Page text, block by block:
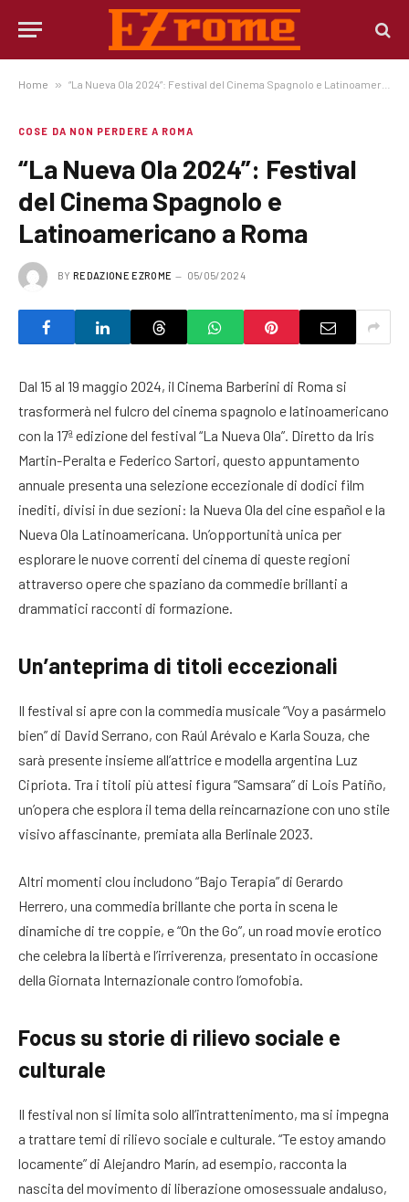
Home » “La Nueva Ola 2024”: Festival del Cinema Spagnolo e Latinoamericano a Roma
COSE DA NON PERDERE A ROMA
“La Nueva Ola 2024”: Festival
del Cinema Spagnolo e
Latinoamericano a Roma
BY REDAZIONE EZROME 05/05/2024
Dal 15 al 19 maggio 2024, il Cinema Barberini di Roma si
trasformerà nel fulcro del cinema spagnolo e latinoamericano
con la 17ª edizione del festival “La Nueva Ola”. Diretto da Iris
Martin-Peralta e Federico Sartori, questo appuntamento
annuale presenta una selezione eccezionale di dodici film
inediti, divisi in due sezioni: la Nueva Ola del cine español e la
Nueva Ola Latinoamericana. Un’opportunità unica per
esplorare le nuove correnti del cinema di queste regioni
attraverso opere che spaziano da commedie brillanti a
drammatici racconti di formazione.
Un’anteprima di titoli eccezionali
Il festival si apre con la commedia musicale “Voy a pasármelo
bien” di David Serrano, con Raúl Arévalo e Karla Souza, che
sarà presente insieme all’attrice e modella argentina Luz
Cipriota. Tra i titoli più attesi figura “Samsara” di Lois Patiño,
un’opera che esplora il tema della reincarnazione con uno stile
visivo affascinante, premiata alla Berlinale 2023.
Altri momenti clou includono “Bajo Terapia” di Gerardo
Herrero, una commedia brillante che porta in scena le
dinamiche di tre coppie, e “On the Go”, un road movie erotico
che celebra la libertà e l’irriverenza, presentato in occasione
della Giornata Internazionale contro l’omofobia.
Focus su storie di rilievo sociale e
culturale
Il festival non si limita solo all’intrattenimento, ma si impegna
a trattare temi di rilievo sociale e culturale. “Te estoy amando
locamente” di Alejandro Marín, ad esempio, racconta la
nascita del movimento di liberazione omosessuale andaluso,